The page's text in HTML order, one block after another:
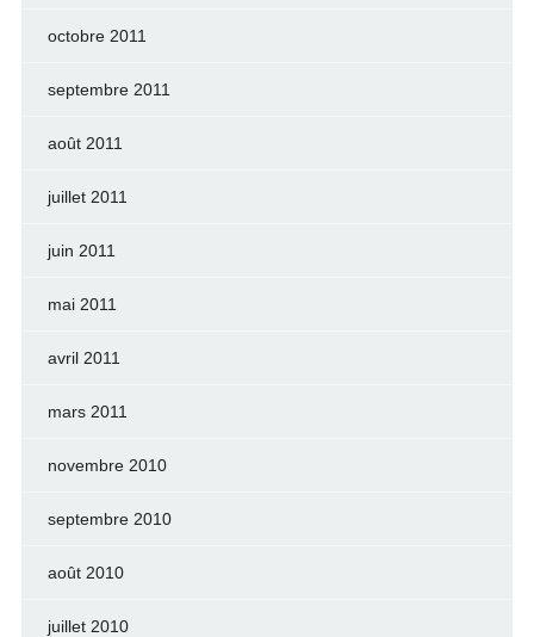
octobre 2011
septembre 2011
août 2011
juillet 2011
juin 2011
mai 2011
avril 2011
mars 2011
novembre 2010
septembre 2010
août 2010
juillet 2010